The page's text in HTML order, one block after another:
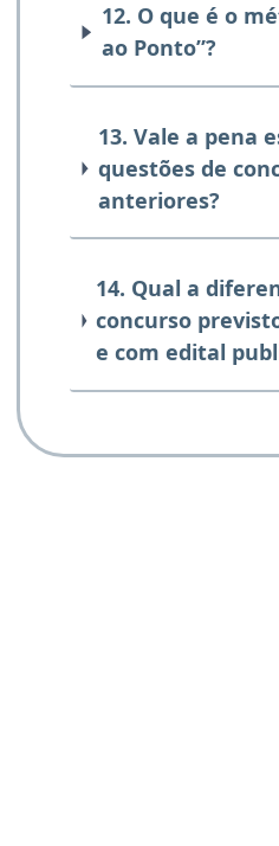
12. O que é o
ao Ponto”?
13. Vale a pena
questões de
anteriores?
14. Qual a
concurso
e com edital